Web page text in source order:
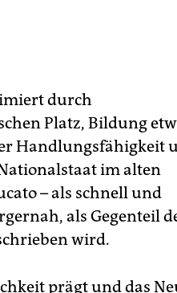
durch
Platz, Bildung
Handlungsfähigkeit
im alten
– als schnell und
als Gegenteil
wird.
prägt und das